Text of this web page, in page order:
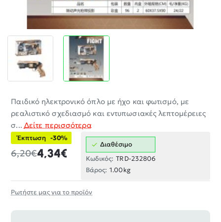
Παιδικό ηλεκτρονικό όπλο με ήχο και φωτισμό, με
ρεαλιστικό σχεδιασμό και εντυπωσιακές λεπτομέρειες
σ... Δείτε περισσότερα
Έκπτωση -30%
4,34€
6,20€
Διαθέσιμο
Κωδικός: TRD-232806
Βάρος: 1.00kg
Ρωτήστε μας για το προϊόν